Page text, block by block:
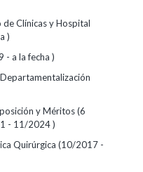
Clínicas y Hospital
)
- a la fecha )
y Méritos (6
- 11/2024 )
Quirúrgica (10/2017 -